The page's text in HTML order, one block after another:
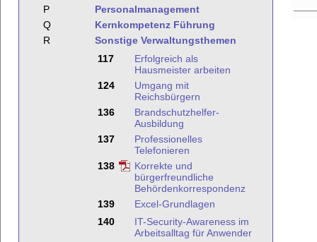
P
Personalmanagement
Q
Kernkompetenz Führung
R
Sonstige Verwaltungsthemen
117
Erfolgreich als
Hausmeister arbeiten
124
Umgang mit
Reichsbürgern
136
Brandschutzhelfer-
Ausbildung
137
Professionelles
Telefonieren
138
Korrekte und
bürgerfreundliche
Behördenkorrespondenz
139
Excel-Grundlagen
140
IT-Security-Awareness im
Arbeitsalltag für Anwender